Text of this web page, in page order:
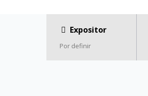
Expositor
Por definir